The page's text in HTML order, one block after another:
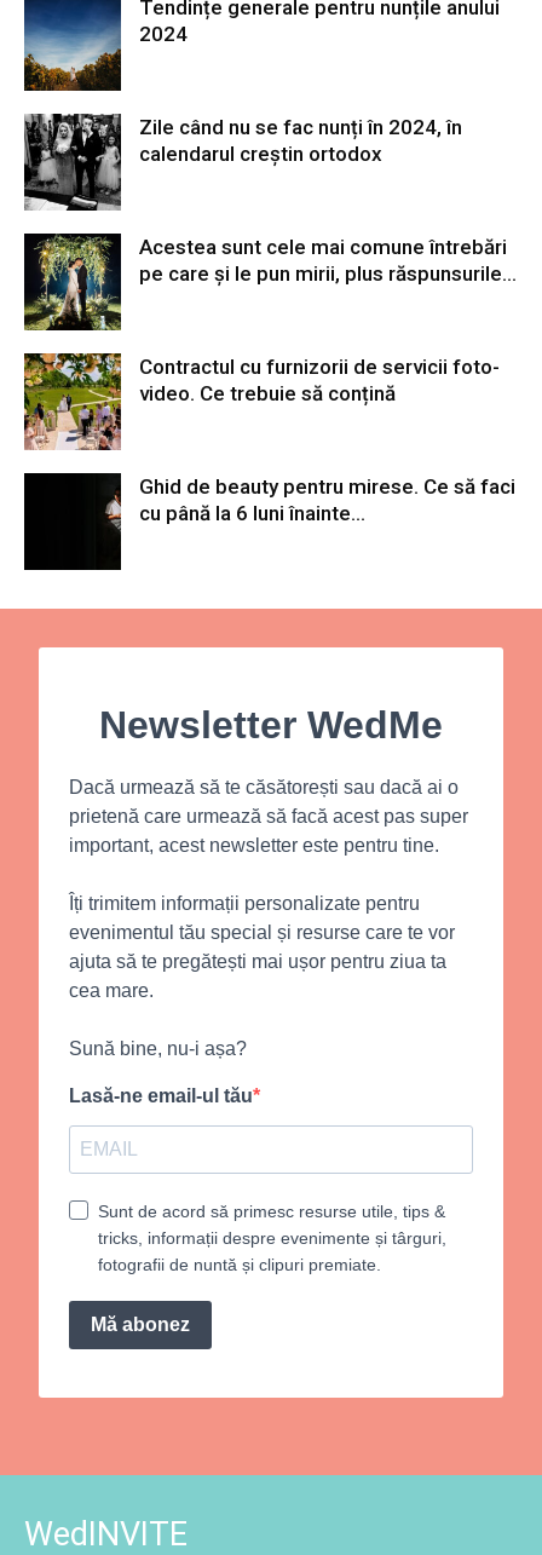
Tendințe generale pentru nunțile anului
2024
Zile când nu se fac nunți în 2024, în
calendarul creștin ortodox
Acestea sunt cele mai comune întrebări
pe care și le pun mirii, plus răspunsurile...
Contractul cu furnizorii de servicii foto-
video. Ce trebuie să conțină
Ghid de beauty pentru mirese. Ce să faci
cu până la 6 luni înainte...
Newsletter WedMe
Dacă urmează să te căsătorești sau dacă ai o
prietenă care urmează să facă acest pas super
important, acest newsletter este pentru tine.
Îți trimitem informații personalizate pentru
evenimentul tău special și resurse care te vor
ajuta să te pregătești mai ușor pentru ziua ta
cea mare.
Sună bine, nu-i așa?
Lasă-ne email-ul tău
Sunt de acord să primesc resurse utile, tips &
tricks, informații despre evenimente și târguri,
fotografii de nuntă și clipuri premiate.
Mă abonez
WedINVITE